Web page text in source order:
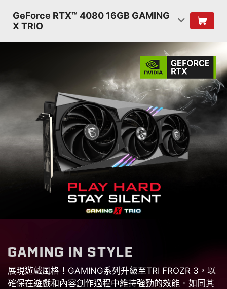
GeForce RTX™ 4080 16GB GAMING
X TRIO
GAMING IN STYLE
展現遊戲風格！GAMING系列升級至TRI FROZR 3，以
確保在遊戲和內容創作過程中維持強勁的效能。如同其